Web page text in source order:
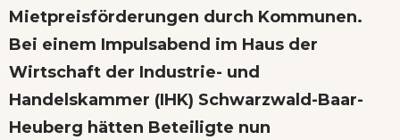
Mietpreisförderungen durch Kommunen.
Bei einem Impulsabend im Haus der
Wirtschaft der Industrie- und
Handelskammer (IHK) Schwarzwald-Baar-
Heuberg hätten Beteiligte nun